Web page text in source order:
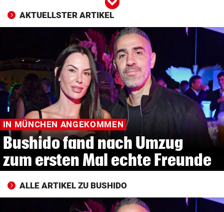
Die Texte seines Debütalbums sind umstritten – Bushido gilt als
frauenverachtend, schwulenfeindlich, jugendgefährdend. 2005
gründete er mit Das Bo sein eigenes Label: ersguterjunge. Bushidos
anfängliche Alben und Texte gelten bei Fans und Kritikern der Rap-
Szene als Meilensteine des deutschsprachigen Raps. 2010 erschien
seine autobiografische Verfilmung „Zeiten ändern dich“. Über zehn
Studioalben hat der erfolgreiche Skandalrapper schon veröffentlicht.
AKTUELLSTER ARTIKEL
IN MÜNCHEN ANGEKOMMEN
Bushido fand nach Umzug
zum ersten Mal echte Freunde
ALLE ARTIKEL ZU BUSHIDO